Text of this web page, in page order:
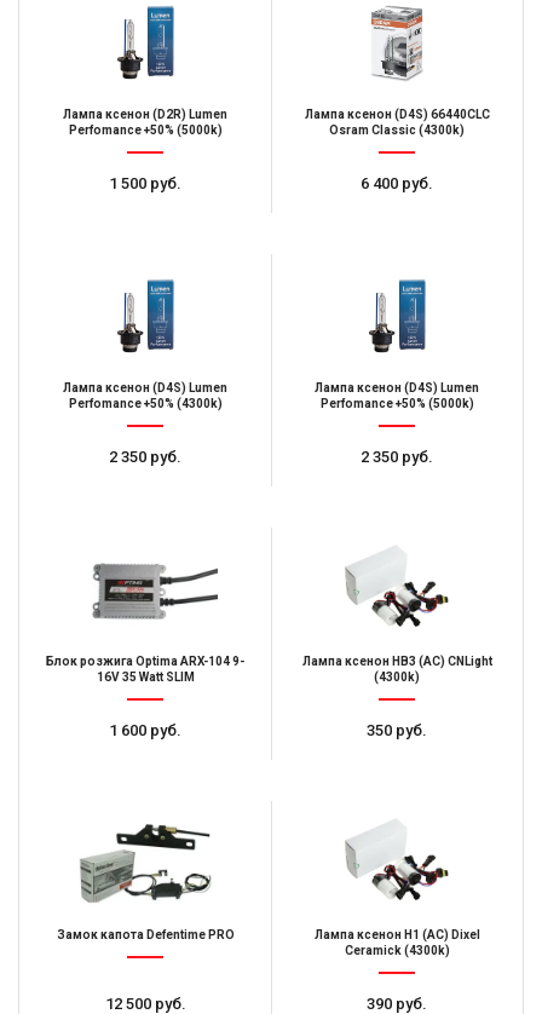
Лампа ксенон (D2R) Lumen
Perfomance +50% (5000k)
1 500 руб.
Лампа ксенон (D4S) 66440CLC
Osram Classic (4300k)
6 400 руб.
Лампа ксенон (D4S) Lumen
Perfomance +50% (4300k)
2 350 руб.
Лампа ксенон (D4S) Lumen
Perfomance +50% (5000k)
2 350 руб.
Блок розжига Optima ARX-104 9-
16V 35 Watt SLIM
1 600 руб.
Лампа ксенон HB3 (AC) CNLight
(4300k)
350 руб.
Замок капота Defentime PRO
12 500 руб.
Лампа ксенон H1 (AC) Dixel
Ceramick (4300k)
390 руб.